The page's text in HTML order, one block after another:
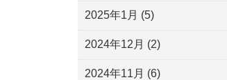
2025年1月 (5)
2024年12月 (2)
2024年11月 (6)